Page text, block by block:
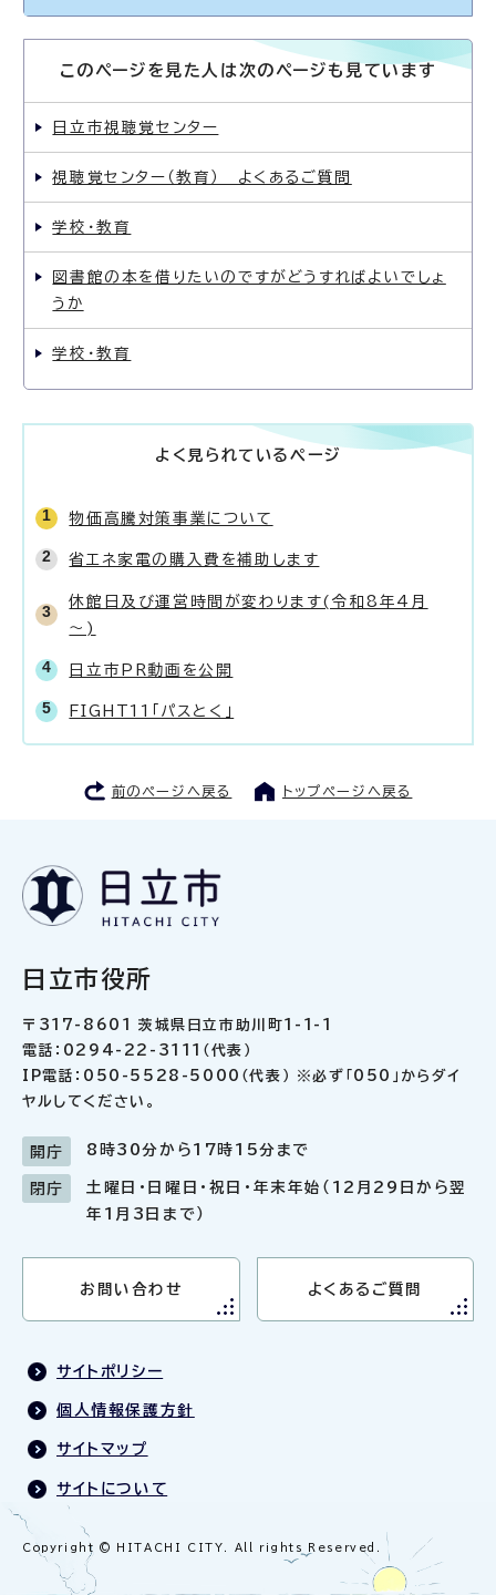
このページを見た人は次のページも見ています
日立市視聴覚センター
視聴覚センター（教育） よくあるご質問
学校・教育
図書館の本を借りたいのですがどうすればよいでしょ
うか
学校・教育
よく見られているページ
物価高騰対策事業について
省エネ家電の購入費を補助します
休館日及び運営時間が変わります(令和8年4月
～)
日立市PR動画を公開
FIGHT11「パスとく」
前のページへ戻る トップページへ戻る
日立市役所
〒317-8601 茨城県日立市助川町1-1-1
電話：0294-22-3111（代表）
IP電話：050-5528-5000（代表） ※必ず「050」からダイ
ヤルしてください。
開庁 8時30分から17時15分まで
閉庁
土曜日・日曜日・祝日・年末年始（12月29日から翌
年1月3日まで）
お問い合わせ よくあるご質問
サイトポリシー
個人情報保護方針
サイトマップ
サイトについて
Copyright © HITACHI CITY. All rights Reserved.